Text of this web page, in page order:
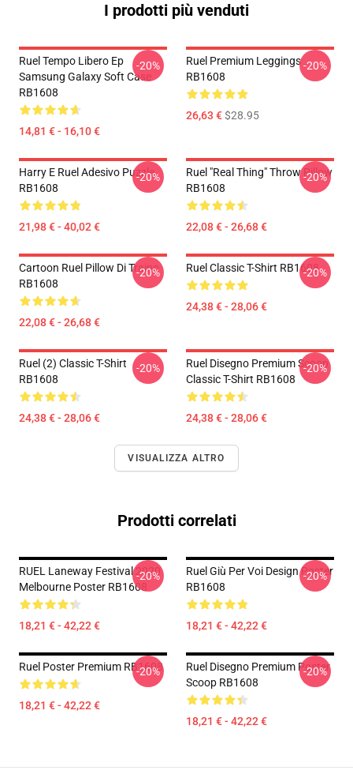
I prodotti più venduti
Ruel Tempo Libero Ep
Samsung Galaxy Soft Case
RB1608
14,81 € - 16,10 €
-20%
Ruel Premium Leggings
RB1608
26,63 €$28.95
-20%
Harry E Ruel Adesivo Puzzle
RB1608
21,98 € - 40,02 €
-20%
Ruel "Real Thing" Throw Pillow
RB1608
22,08 € - 26,68 €
-20%
Cartoon Ruel Pillow Di Traino
RB1608
22,08 € - 26,68 €
-20% Ruel Classic T-Shirt RB1608
24,38 € - 28,06 €
-20%
Ruel (2) Classic T-Shirt
RB1608
24,38 € - 28,06 €
-20%
Ruel Disegno Premium Scoop
Classic T-Shirt RB1608
24,38 € - 28,06 €
-20%
VISUALIZZA ALTRO
Prodotti correlati
RUEL Laneway Festival 2020
Melbourne Poster RB1608
18,21 € - 42,22 €
-20%
Ruel Giù Per Voi Design Poster
RB1608
18,21 € - 42,22 €
-20%
Ruel Poster Premium RB1608
18,21 € - 42,22 €
-20%
Ruel Disegno Premium Poster
Scoop RB1608
18,21 € - 42,22 €
-20%